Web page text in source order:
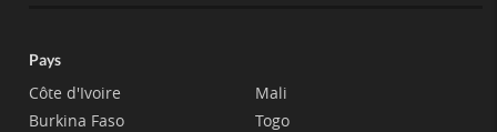
Pays
Côte d'Ivoire
Burkina Faso
Mali
Togo